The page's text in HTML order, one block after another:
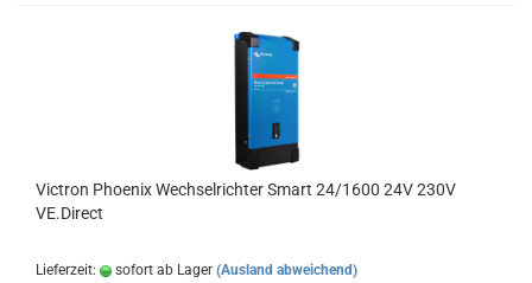
Victron Phoenix Wechselrichter Smart 24/1600 24V 230V
VE.Direct
Lieferzeit: sofort ab Lager (Ausland abweichend)